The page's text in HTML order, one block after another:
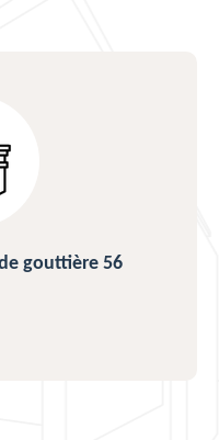
gouttière 56